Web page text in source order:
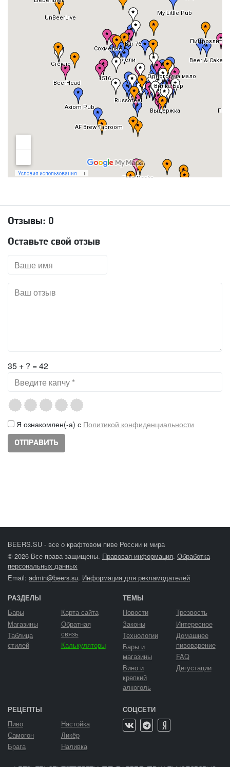
Отзывы: 0
Оставьте свой отзыв
35 + ? = 42
Я ознакомлен(-а) с Политикой конфиденциальности
BEERS.SU - все о крафтовом пиве России и мира
© 2026 Все права защищены. Правовая информация. Обработка
персональных данных
Email: admin@beers.su. Информация для рекламодателей
РАЗДЕЛЫ
Бары
Магазины
Таблица
стилей
Карта сайта
Обратная
связь
Калькуляторы
ТЕМЫ
Новости
Законы
Технологии
Бары и
магазины
Вино и
крепкий
алкоголь
Трезвость
Интересное
Домашнее
пивоварение
FAQ
Дегустации
РЕЦЕПТЫ
Пиво
Самогон
Брага
Настойка
Ликёр
Наливка
СОЦСЕТИ